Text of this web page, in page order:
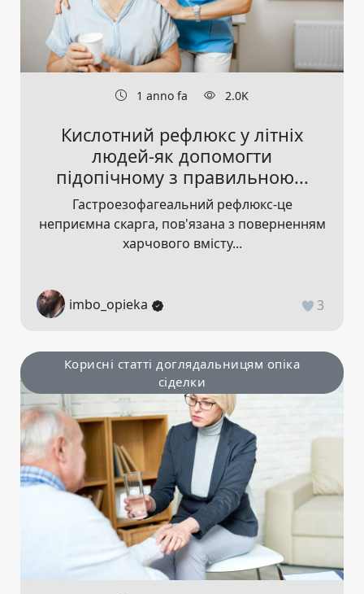
1 anno fa 2.0K
Кислотний рефлюкс у літніх
людей-як допомогти
підопічному з правильною...
Гастроезофагеальний рефлюкс-це
неприємна скарга, пов'язана з поверненням
харчового вмісту...
imbo_opieka 3
Корисні статті доглядальницям опіка
сіделки